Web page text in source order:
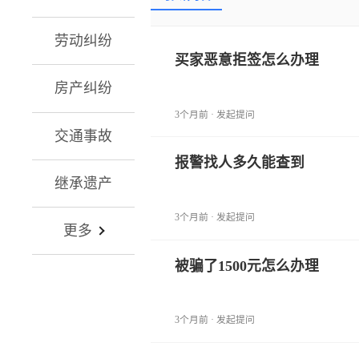
劳动纠纷
房产纠纷
交通事故
继承遗产
更多
买家恶意拒签怎么办理
3个月前 · 发起提问
报警找人多久能查到
3个月前 · 发起提问
被骗了1500元怎么办理